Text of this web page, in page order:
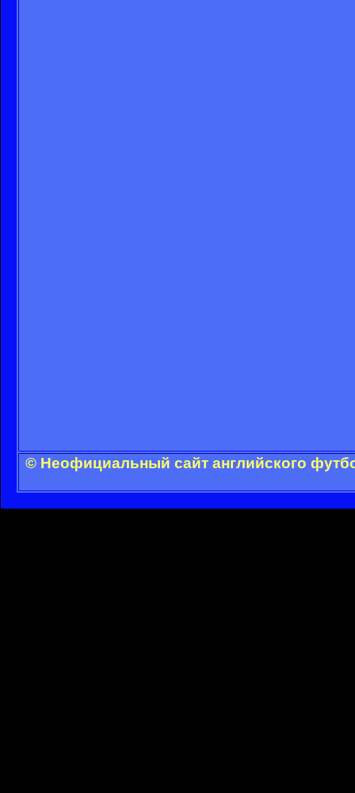
© Неофициальный сайт английского